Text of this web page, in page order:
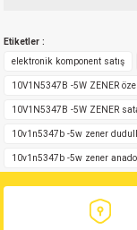
yetersiz gördüğünüz
iletebilirsiniz.
Ürün bilgilerinde
Ürün fiyatı diğer
Bu ürüne benzer
Etiketler :
elektronik komponent satış
10V1N5347B -5W ZENER
10V1N5347B -5W ZENER
10v1n5347b -5w zener
10v1n5347b -5w zener